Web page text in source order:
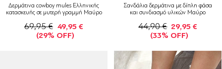
Δερμάτινα cowboy mules Ελληνικής
κατασκευής σε μυτερή γραμμή Μαύρο
69,95 € 49,95 €
(29% OFF)
Σανδάλια δερμάτινα με δίπλη φάσα
και συνδιασμό υλικών Μαύρο
44,90 € 29,95 €
(33% OFF)